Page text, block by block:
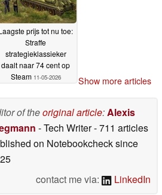
prijs tot nu toe:
Straffe
strategieklassieker
daalt naar 74 cent op
Steam 11-05-2026 Show more articles
of theoriginal article:Alexis
- Tech Writer- 711 articles
on Notebookchecksince
contact me via:
LinkedIn